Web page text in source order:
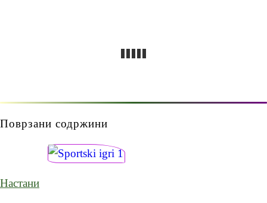
Поврзани содржини
Настани